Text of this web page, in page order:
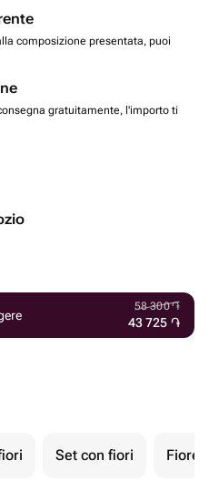
composizione presentata, puoi
gratuitamente, l'importo ti
58 300֏
43 725 ֏
Set con fiori Fiore